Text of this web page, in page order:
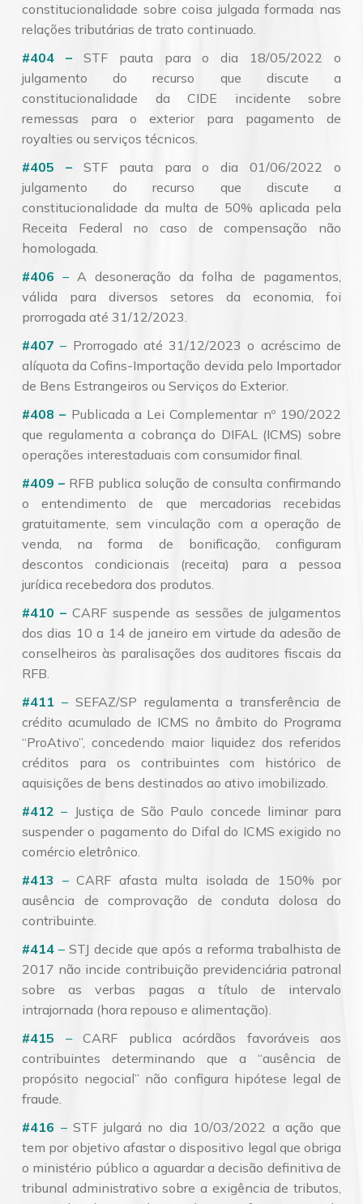
constitucionalidade sobre coisa julgada formada nas
relações tributárias de trato continuado.
#404 –
STF pauta para o dia 18/05/2022 o
julgamento do recurso que discute a
constitucionalidade da CIDE incidente sobre
remessas para o exterior para pagamento de
royalties ou serviços técnicos.
#405 – STF pauta para o dia 01/06/2022 o
julgamento do recurso que discute a
constitucionalidade da multa de 50% aplicada pela
Receita Federal no caso de compensação não
homologada.
#406 – A desoneração da folha de pagamentos,
válida para diversos setores da economia, foi
prorrogada até 31/12/2023.
#407 – Prorrogado até 31/12/2023 o acréscimo de
alíquota da Cofins-Importação devida pelo Importador
de Bens Estrangeiros ou Serviços do Exterior.
#408 – Publicada a Lei Complementar nº 190/2022
que regulamenta a cobrança do DIFAL (ICMS) sobre
operações interestaduais com consumidor final.
#409 – RFB publica solução de consulta confirmando
o entendimento de que mercadorias recebidas
gratuitamente, sem vinculação com a operação de
venda, na forma de bonificação, configuram
descontos condicionais (receita) para a pessoa
jurídica recebedora dos produtos.
#410 – CARF suspende as sessões de julgamentos
dos dias 10 a 14 de janeiro em virtude da adesão de
conselheiros às paralisações dos auditores fiscais da
RFB.
#411 –SEFAZ/SP regulamenta a transferência de
crédito acumulado de ICMS no âmbito do Programa
“ProAtivo”, concedendo maior liquidez dos referidos
créditos para os contribuintes com histórico de
aquisições de bens destinados ao ativo imobilizado.
#412 – Justiça de São Paulo concede liminar para
suspender o pagamento do Difal do ICMS exigido no
comércio eletrônico.
#413 –CARF afasta multa isolada de 150% por
ausência de comprovação de conduta dolosa do
contribuinte.
#414 – STJ decide que após a reforma trabalhista de
2017 não incide contribuição previdenciária patronal
sobre as verbas pagas a título de intervalo
intrajornada (hora repouso e alimentação).
#415 –CARF publica acórdãos favoráveis aos
contribuintes determinando que a “ausência de
propósito negocial” não configura hipótese legal de
fraude.
#416 –STF julgará no dia 10/03/2022 a ação que
tem por objetivo afastar o dispositivo legal que obriga
o ministério público a aguardar a decisão definitiva de
tribunal administrativo sobre a exigência de tributos,